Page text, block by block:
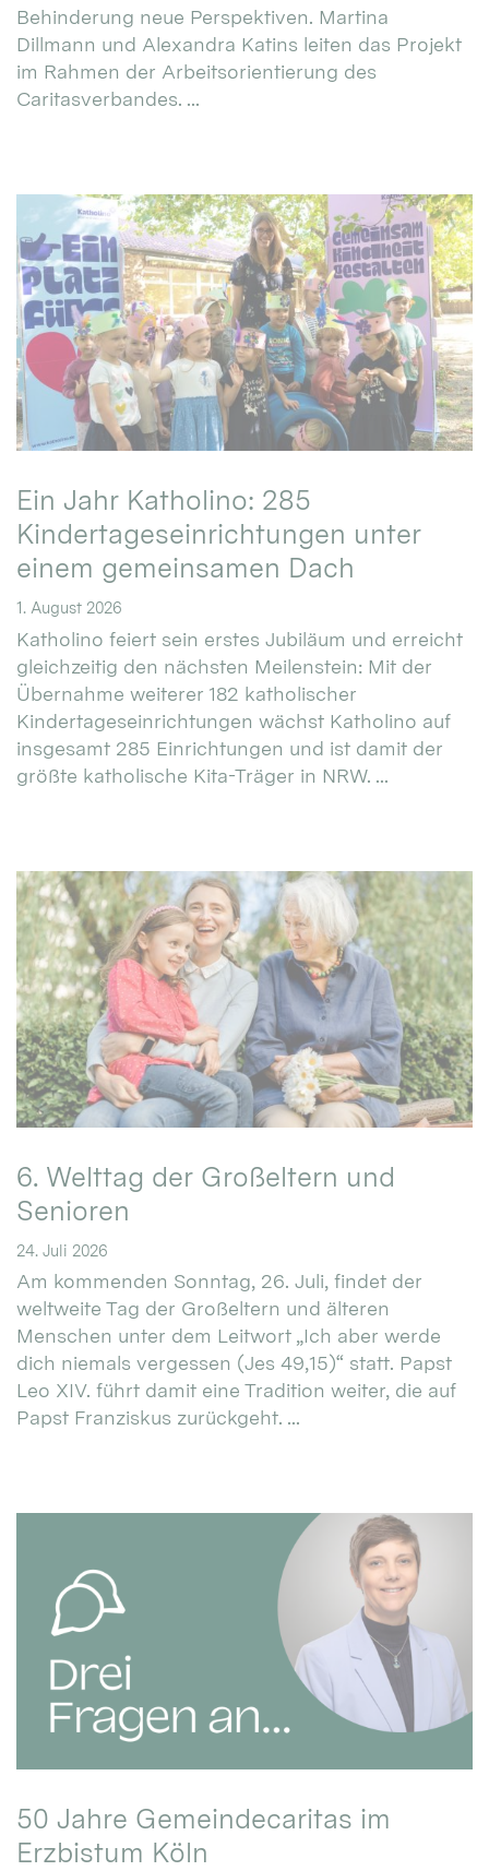
Behinderung neue Perspektiven. Martina
Dillmann und Alexandra Katins leiten das Projekt
im Rahmen der Arbeitsorientierung des
Caritasverbandes. ...
Ein Jahr Katholino: 285
Kindertageseinrichtungen unter
einem gemeinsamen Dach
1. August 2026
Katholino feiert sein erstes Jubiläum und erreicht
gleichzeitig den nächsten Meilenstein: Mit der
Übernahme weiterer 182 katholischer
Kindertageseinrichtungen wächst Katholino auf
insgesamt 285 Einrichtungen und ist damit der
größte katholische Kita-Träger in NRW. ...
6. Welttag der Großeltern und
Senioren
24. Juli 2026
Am kommenden Sonntag, 26. Juli, findet der
weltweite Tag der Großeltern und älteren
Menschen unter dem Leitwort „Ich aber werde
dich niemals vergessen (Jes 49,15)“ statt. Papst
Leo XIV. führt damit eine Tradition weiter, die auf
Papst Franziskus zurückgeht. ...
50 Jahre Gemeindecaritas im
Erzbistum Köln